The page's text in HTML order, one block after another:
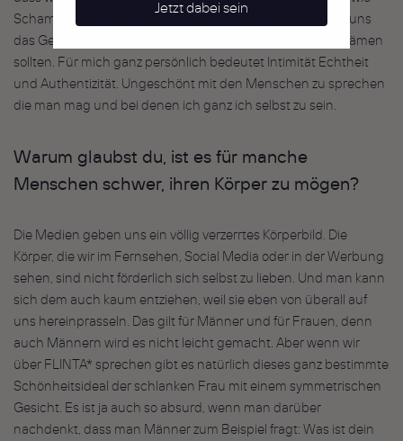
Schamlippen oder Schamhaare zum Beispiel. Damit wird uns
das Gefühl gegeben, dass wir uns für unseren Körper schämen
sollten. Für mich ganz persönlich bedeutet Intimität Echtheit
und Authentizität. Ungeschönt mit den Menschen zu sprechen
die man mag und bei denen ich ganz ich selbst zu sein.
Warum glaubst du, ist es für manche
Menschen schwer, ihren Körper zu mögen?
Die Medien geben uns ein völlig verzerrtes Körperbild. Die
Körper, die wir im Fernsehen, Social Media oder in der Werbung
sehen, sind nicht förderlich sich selbst zu lieben. Und man kann
sich dem auch kaum entziehen, weil sie eben von überall auf
uns hereinprasseln. Das gilt für Männer und für Frauen, denn
auch Männern wird es nicht leicht gemacht. Aber wenn wir
über FLINTA* sprechen gibt es natürlich dieses ganz bestimmte
Schönheitsideal der schlanken Frau mit einem symmetrischen
Gesicht. Es ist ja auch so absurd, wenn man darüber
nachdenkt, dass man Männer zum Beispiel fragt: Was ist dein
Jetzt dabei sein